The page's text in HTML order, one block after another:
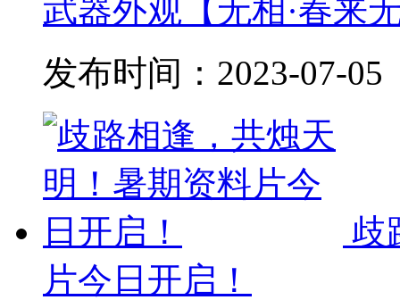
武器外观【无相·春来
发布时间： 2023-07-05
歧
片今日开启！